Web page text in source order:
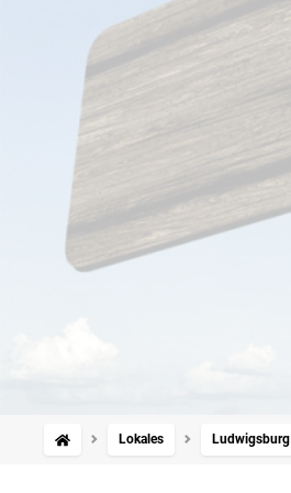
Lokales Ludwigsburg